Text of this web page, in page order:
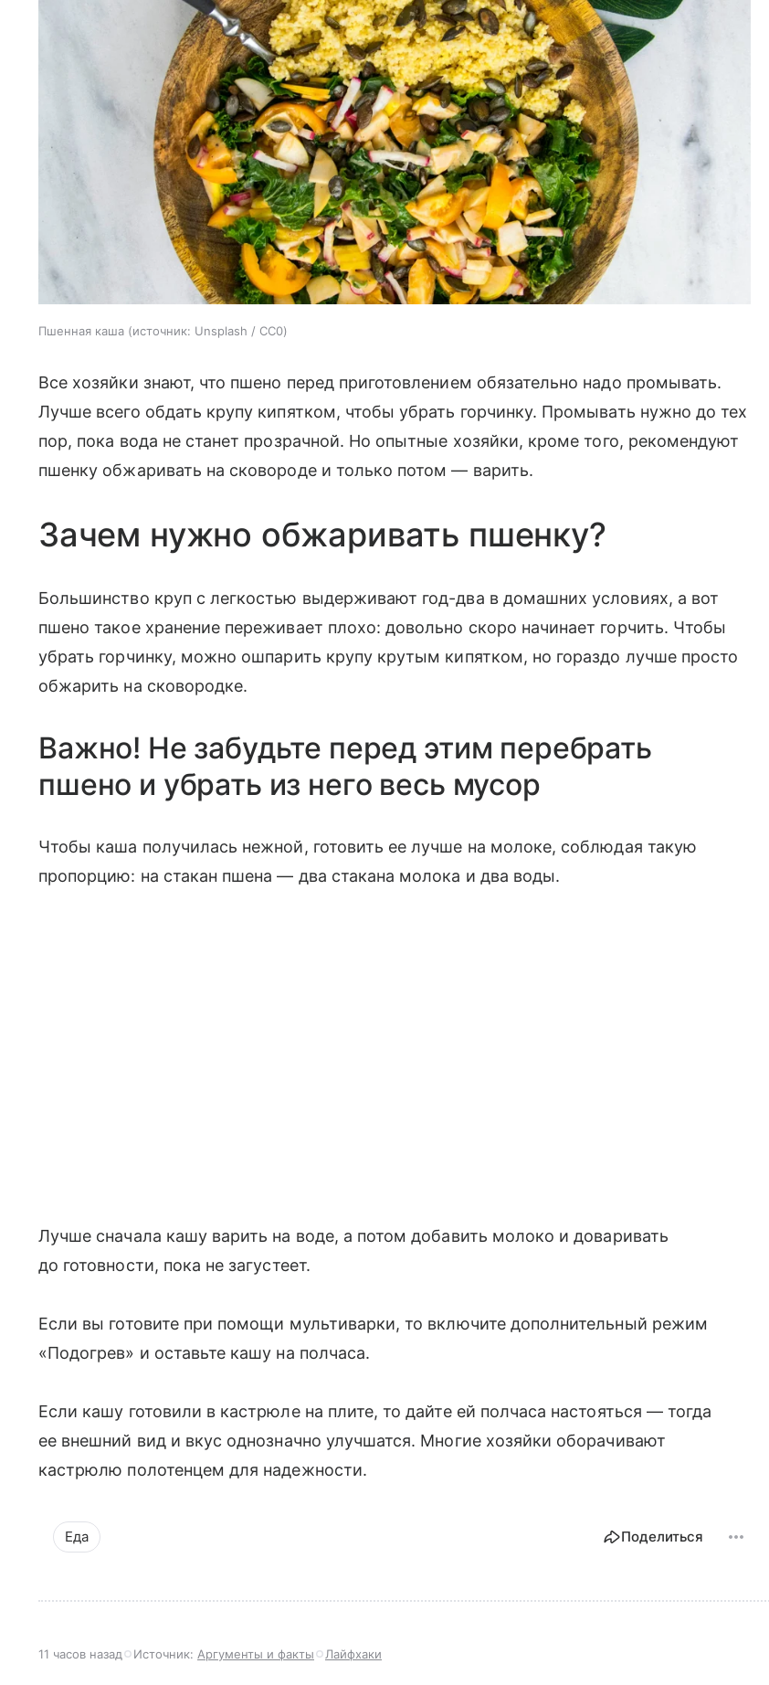
Пшенная каша источник: Unsplash / CC0
Все хозяйки знают, что пшено перед приготовлением обязательно надо промывать.
Лучше всего обдать крупу кипятком, чтобы убрать горчинку. Промывать нужно до тех
пор, пока вода не станет прозрачной. Но опытные хозяйки, кроме того, рекомендуют
пшенку обжаривать на сковороде и только потом — варить.
Зачем нужно обжаривать пшенку?
Большинство круп с легкостью выдерживают год-два в домашних условиях, а вот
пшено такое хранение переживает плохо: довольно скоро начинает горчить. Чтобы
убрать горчинку, можно ошпарить крупу крутым кипятком, но гораздо лучше просто
обжарить на сковородке.
Важно! Не забудьте перед этим перебрать
пшено и убрать из него весь мусор
Чтобы каша получилась нежной, готовить ее лучше на молоке, соблюдая такую
пропорцию: на стакан пшена — два стакана молока и два воды.
Лучше сначала кашу варить на воде, а потом добавить молоко и доваривать
до готовности, пока не загустеет.
Если вы готовите при помощи мультиварки, то включите дополнительный режим
«Подогрев» и оставьте кашу на полчаса.
Если кашу готовили в кастрюле на плите, то дайте ей полчаса настояться — тогда
ее внешний вид и вкус однозначно улучшатся. Многие хозяйки оборачивают
кастрюлю полотенцем для надежности.
Еда Поделиться
11 часов назад Источник: Аргументы и факты Лайфхаки